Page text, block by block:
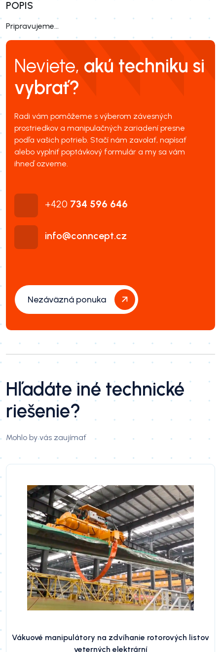
POPIS
Pripravujeme...
Neviete, akú techniku si
vybrať?
Radi vám pomôžeme s výberom závesných
prostriedkov a manipulačných zariadení presne
podľa vašich potrieb. Stačí nám zavolať, napísať
alebo vyplniť poptávkový formulár a my sa vám
ihneď ozveme.
+420 734 596 646
info@conncept.cz
Nezáväzná ponuka
Hľadáte iné technické
riešenie?
Mohlo by vás zaujímať
Vákuové manipulátory na zdvíhanie rotorových listov
veterných elektrární